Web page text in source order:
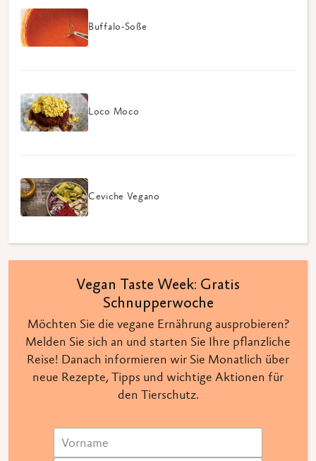
Buffalo-Soße
Loco Moco
Ceviche Vegano
Vegan Taste Week: Gratis
Schnupperwoche
Möchten Sie die vegane Ernährung ausprobieren?
Melden Sie sich an und starten Sie Ihre pflanzliche
Reise! Danach informieren wir Sie Monatlich über
neue Rezepte, Tipps und wichtige Aktionen für
den Tierschutz.